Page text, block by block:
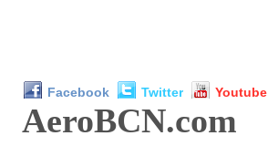
Facebook Twitter Youtube
AeroBCN.com